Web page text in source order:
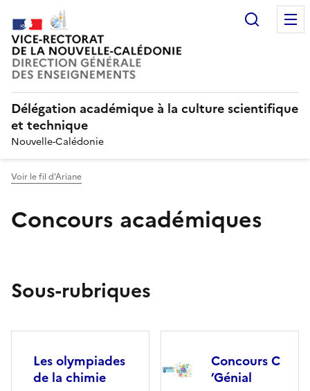
Délégation académique à la culture scientifique
et technique
Nouvelle-Calédonie
Voir le fil d’Ariane
Concours académiques
Sous-rubriques
Les olympiades
de la chimie
Concours C
’Génial